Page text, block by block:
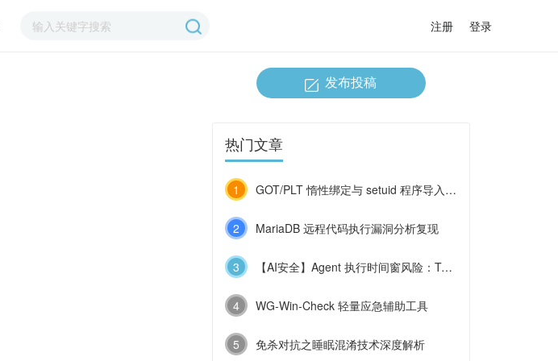
注册 登录
发布投稿
热门文章
1 GOT/PLT 惰性绑定与 setuid 程序导入函数劫持
2 MariaDB 远程代码执行漏洞分析复现
3 【AI安全】Agent 执行时间窗风险：TOCTOU 点击劫持分析
4 WG-Win-Check 轻量应急辅助工具
5 免杀对抗之睡眠混淆技术深度解析